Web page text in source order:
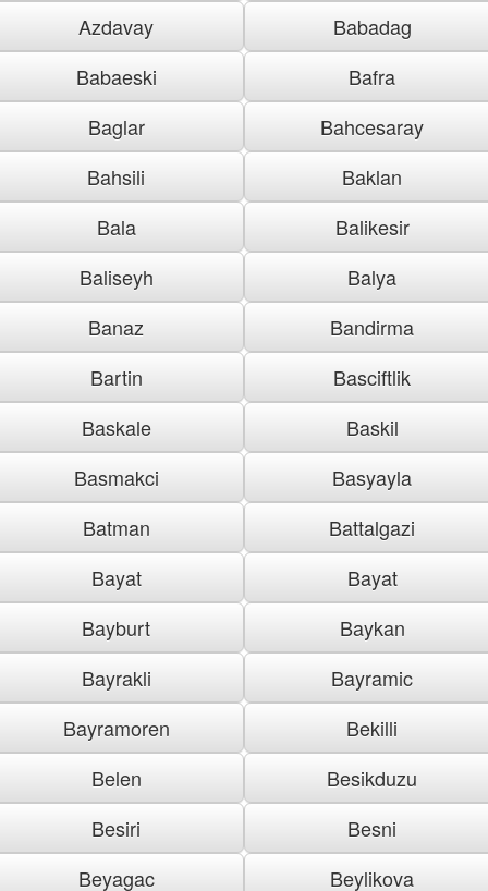
Azdavay
Babadag
Babaeski
Bafra
Baglar
Bahcesaray
Bahsili
Baklan
Bala
Balikesir
Baliseyh
Balya
Banaz
Bandirma
Bartin
Basciftlik
Baskale
Baskil
Basmakci
Basyayla
Batman
Battalgazi
Bayat
Bayat
Bayburt
Baykan
Bayrakli
Bayramic
Bayramoren
Bekilli
Belen
Besikduzu
Besiri
Besni
Beyagac
Beylikova